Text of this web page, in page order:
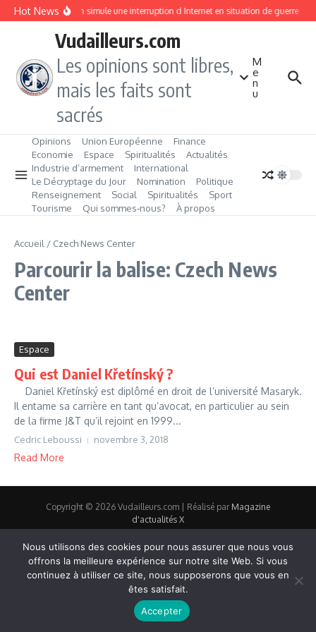
Aller au contenu
Hot NewsTaiwan simule une interruption d Internet en situation de guerre
Vudailleurs.com
Les opinions sont libres,
mais les faits sont
sacrés
M
e
n
u
Opinions Union Européenne
Finance
Economie
Espace Spiritualités
Actualités
Industrie d’armement
International
Le Décryptage du Jour
Nomination
Politique
Renseignement
Social Spiritualités
Sport
Tourisme
Qui sommes‑nous? À propos
Accueil / Czech News Center
Parcourir la balise: Czech News
Center
Espace
Qui est Daniel Křetínský ?
Daniel Křetínský est diplômé en droit de l’université Masaryk.
Il entame sa carrière en tant qu’avocat, en particulier au sein
de la firme J&T qu’il rejoint en 1999...
Cedric Leboussi novembre 3, 2018
Read More
Copyright © 2026 Vudailleurs.com | Réalisé par Magazine
d'actualités X
Nous utilisons des cookies pour nous assurer que nous vous
offrons la meilleure expérience sur notre site Web. Si vous
continuez à utiliser ce site, nous supposerons que vous en
êtes satisfait.
Accepter